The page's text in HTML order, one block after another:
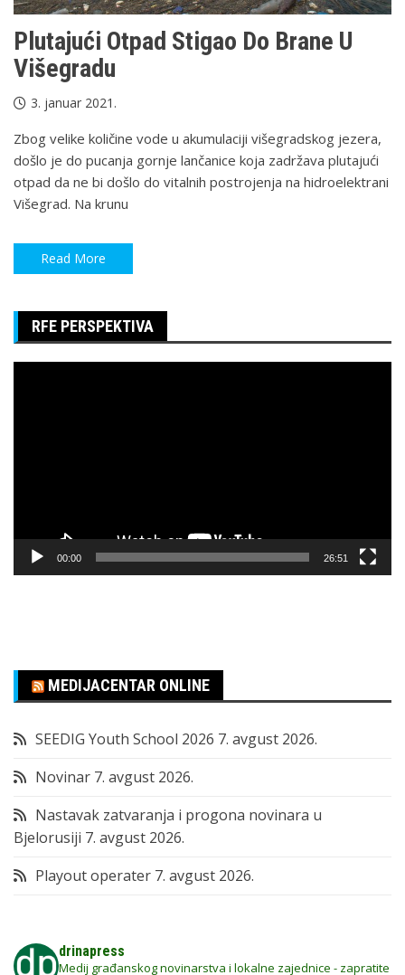
Plutajući Otpad Stigao Do Brane U
Višegradu
3. januar 2021.
Zbog velike količine vode u akumulaciji višegradskog jezera,
došlo je do pucanja gornje lančanice koja zadržava plutajući
otpad da ne bi došlo do vitalnih postrojenja na hidroelektrani
Višegrad. Na krunu
Read More
RFE PERSPEKTIVA
00:00 26:51
MEDIJACENTAR ONLINE
SEEDIG Youth School 2026 7. avgust 2026.
Novinar 7. avgust 2026.
Nastavak zatvaranja i progona novinara u
Bjelorusiji 7. avgust 2026.
Playout operater 7. avgust 2026.
drinapress
Medij građanskog novinarstva i lokalne zajednice - zapratite